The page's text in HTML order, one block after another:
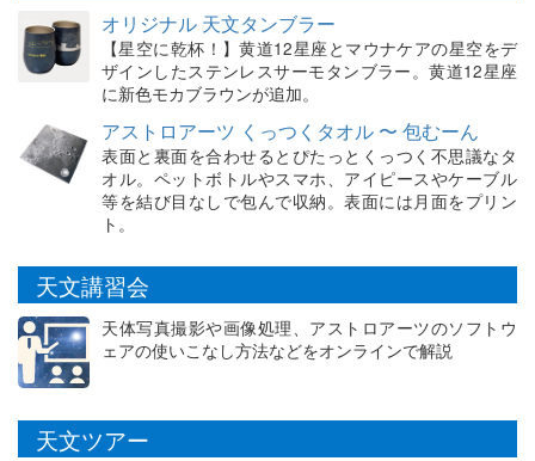
オリジナル 天文タンブラー
【星空に乾杯！】黄道12星座とマウナケアの星空をデ
ザインしたステンレスサーモタンブラー。黄道12星座
に新色モカブラウンが追加。
アストロアーツ くっつくタオル 〜 包むーん
表面と裏面を合わせるとぴたっとくっつく不思議なタ
オル。ペットボトルやスマホ、アイピースやケーブル
等を結び目なしで包んで収納。表面には月面をプリン
ト。
天文講習会
天体写真撮影や画像処理、アストロアーツのソフトウ
ェアの使いこなし方法などをオンラインで解説
天文ツアー